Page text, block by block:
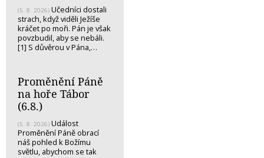
(5. 8. 2026) Učedníci dostali
strach, když viděli Ježíše
kráčet po moři. Pán je však
povzbudil, aby se nebáli.
[1] S důvěrou v Pána,…
Proměnění Páně
na hoře Tábor
(6.8.)
(5. 8. 2026) Událost
Proměnění Páně obrací
náš pohled k Božímu
světlu, abychom se tak